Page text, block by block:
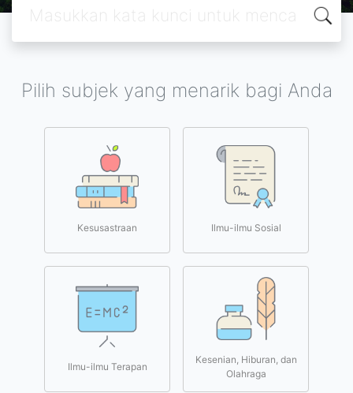
Pilih subjek yang menarik bagi Anda
Kesusastraan Ilmu-ilmu Sosial
Ilmu-ilmu Terapan
Kesenian, Hiburan, dan
Olahraga